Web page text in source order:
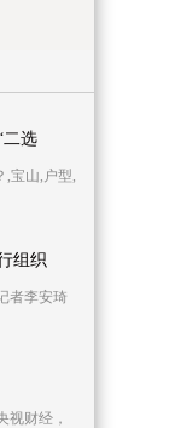
二选
,宝山,户型,
组织
者李安琦
视财经，